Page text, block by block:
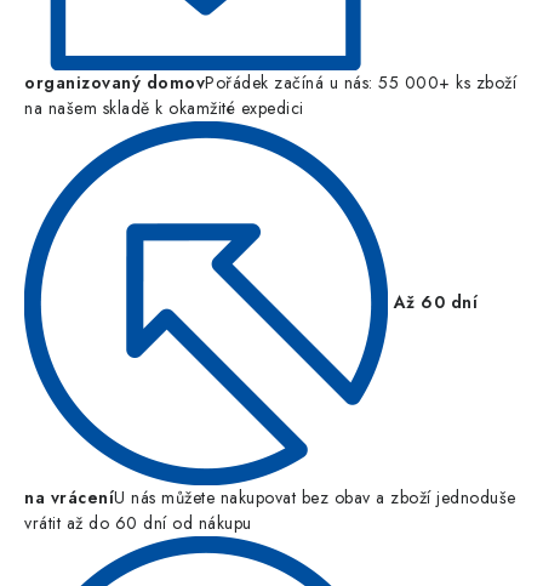
organizovaný domovPořádek začíná u nás: 55 000+ ks zboží
na našem skladě k okamžité expedici
Až 60 dní
na vráceníU nás můžete nakupovat bez obav a zboží jednoduše
vrátit až do 60 dní od nákupu